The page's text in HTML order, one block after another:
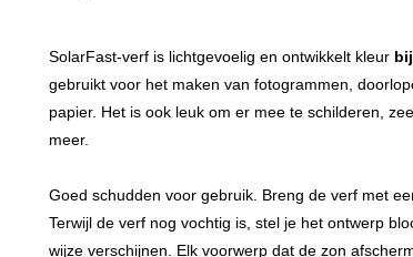
SolarFast-verf is lichtgevoelig en ontwikkelt kleur
gebruikt voor het maken van fotogrammen,
papier. Het is ook leuk om er mee te schilderen,
meer.
Goed schudden voor gebruik. Breng de verf met
Terwijl de verf nog vochtig is, stel je het ontwerp
wijze verschijnen. Elk voorwerp dat de zon